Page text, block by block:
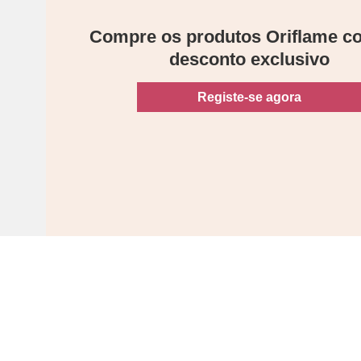
Compre os produtos Oriflame
desconto exclusivo
Registe-se agora